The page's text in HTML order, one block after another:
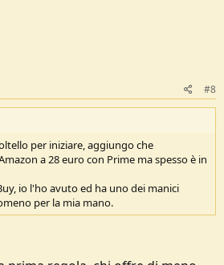
pro...MIte7m-Z-
ma che poi, magari con l'uso, non si
cominciare con una lama basica e
già testato.
ti informi e forse decidi per altro.
se datata, ma per fortuna i coltelli
spinta che affligge il comparto
mora-2000-outdoor-knife-
#8
per iniziare, aggiungo che
a 28 euro con Prime ma spesso è in
io l'ho avuto ed ha uno dei manici
per la mia mano.